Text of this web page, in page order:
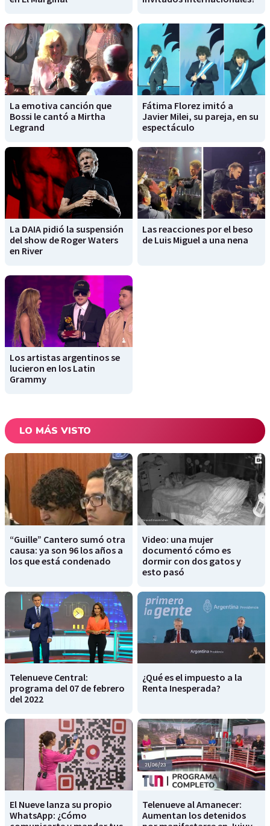
La emotiva canción que
Bossi le cantó a Mirtha
Legrand
Fátima Florez imitó a
Javier Milei, su pareja, en su
espectáculo
La DAIA pidió la suspensión
del show de Roger Waters
en River
Las reacciones por el beso
de Luis Miguel a una nena
Los artistas argentinos se
lucieron en los Latin
Grammy
LO MÁS VISTO
“Guille” Cantero sumó otra
causa: ya son 96 los años a
los que está condenado
Video: una mujer
documentó cómo es
dormir con dos gatos y
esto pasó
Telenueve Central:
programa del 07 de febrero
del 2022
¿Qué es el impuesto a la
Renta Inesperada?
El Nueve lanza su propio
WhatsApp: ¿Cómo
Telenueve al Amanecer:
Aumentan los detenidos